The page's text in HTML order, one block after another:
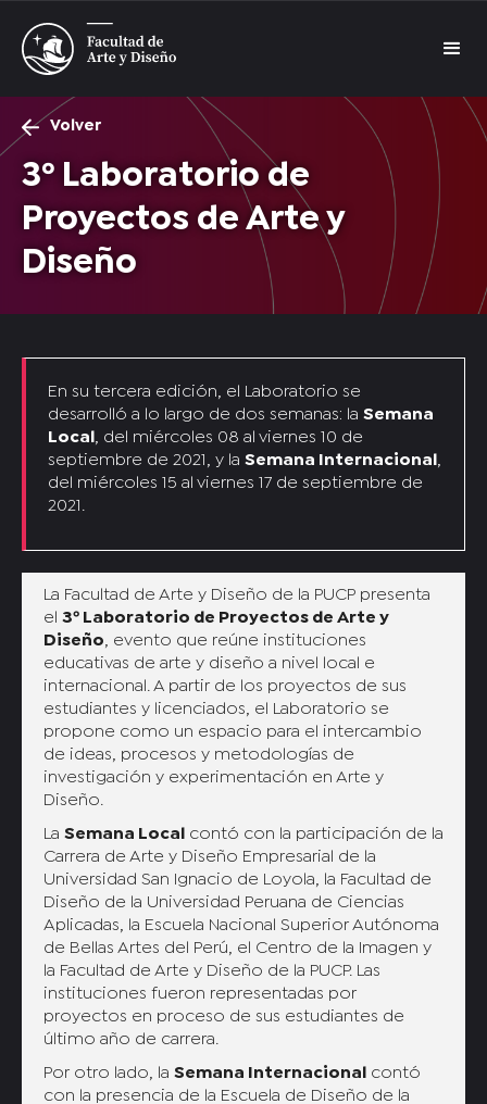
Volver
3º Laboratorio de
Proyectos de Arte y
Diseño
En su tercera edición, el Laboratorio se
desarrolló a lo largo de dos semanas: la Semana
Local
, del miércoles 08 al viernes 10 de
septiembre de 2021, y la Semana Internacional
del miércoles 15 al viernes 17 de septiembre de
2021.
La Facultad de Arte y Diseño de la PUCP presenta
el 3º Laboratorio de Proyectos de Arte y
Diseño , evento que reúne instituciones
educativas de arte y diseño a nivel local e
internacional. A partir de los proyectos de sus
estudiantes y licenciados, el Laboratorio se
propone como un espacio para el intercambio
de ideas, procesos y metodologías de
investigación y experimentación en Arte y
Diseño.
La Semana Local
contó con la participación de la
Carrera de Arte y Diseño Empresarial de la
Universidad San Ignacio de Loyola, la Facultad de
Diseño de la Universidad Peruana de Ciencias
Aplicadas, la Escuela Nacional Superior Autónoma
de Bellas Artes del Perú, el Centro de la Imagen y
la Facultad de Arte y Diseño de la PUCP. Las
instituciones fueron representadas por
proyectos en proceso de sus estudiantes de
último año de carrera.
Por otro lado, la Semana Internacional
contó
con la presencia de la Escuela de Diseño de la